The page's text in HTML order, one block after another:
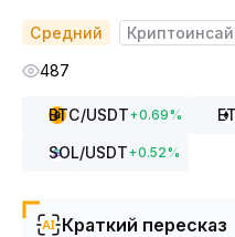
Средний
487
BTC/USDT+0.69%
SOL/USDT+0.52%
Краткий пересказ